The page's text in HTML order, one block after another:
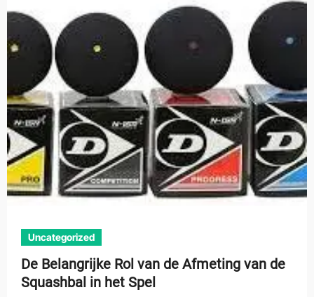
Uncategorized
De Belangrijke Rol van de Afmeting van de
Squashbal in het Spel